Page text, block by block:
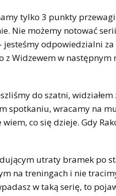
tylko 3 punkty
Nie możemy notować
odpowiedzialni
z Widzewem w
do szatni,
spotkaniu, wracamy na
co się dzieje. Gdy
utraty bramek po
na treningach i nie
w taką serię, to